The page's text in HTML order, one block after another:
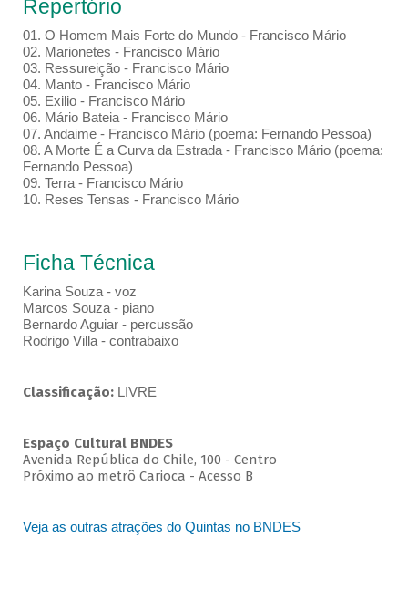
Repertório
01. O Homem Mais Forte do Mundo - Francisco Mário
02. Marionetes - Francisco Mário
03. Ressureição - Francisco Mário
04. Manto - Francisco Mário
05. Exilio - Francisco Mário
06. Mário Bateia - Francisco Mário
07. Andaime - Francisco Mário (poema: Fernando Pessoa)
08. A Morte É a Curva da Estrada - Francisco Mário (poema:
Fernando Pessoa)
09. Terra - Francisco Mário
10. Reses Tensas - Francisco Mário
Ficha Técnica
Karina Souza - voz
Marcos Souza - piano
Bernardo Aguiar - percussão
Rodrigo Villa - contrabaixo
Classificação: LIVRE
Espaço Cultural BNDES
Avenida República do Chile, 100 - Centro
Próximo ao metrô Carioca - Acesso B
Veja as outras atrações do Quintas no BNDES